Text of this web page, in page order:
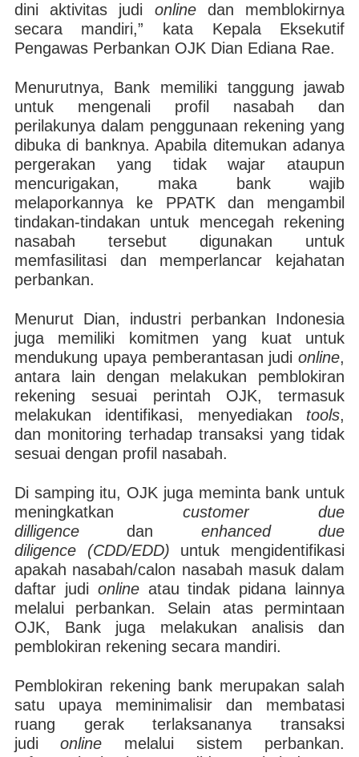
dini aktivitas judi onlinedan memblokirnya
secara mandiri,” kata Kepala Eksekutif
Pengawas Perbankan OJK Dian Ediana Rae.
Menurutnya, Bank memiliki tanggung jawab
untuk mengenali profil nasabah dan
perilakunya dalam penggunaan rekening yang
dibuka di banknya. Apabila ditemukan adanya
pergerakan yang tidak wajar ataupun
mencurigakan, maka bank wajib
melaporkannya ke PPATK dan mengambil
tindakan-tindakan untuk mencegah rekening
nasabah tersebut digunakan untuk
memfasilitasi dan memperlancar kejahatan
perbankan.
Menurut Dian, industri perbankan Indonesia
juga memiliki komitmen yang kuat untuk
mendukung upaya pemberantasan judionline,
antara lain dengan melakukan pemblokiran
rekening sesuai perintah OJK, termasuk
melakukan identifikasi, menyediakan tools,
dan monitoring terhadap transaksi yang tidak
sesuai dengan profil nasabah.
Di samping itu, OJK juga meminta bank untuk
meningkatkan customer due
dilligencedan enhanced due
diligence
(CDD/EDD) untuk mengidentifikasi
apakah nasabah/calon nasabah masuk dalam
daftar judi onlineatau tindak pidana lainnya
melalui perbankan. Selain atas permintaan
OJK, Bank juga melakukan analisis dan
pemblokiran rekening secara mandiri.
Pemblokiran rekening bank merupakan salah
satu upaya meminimalisir dan membatasi
ruang gerak terlaksananya transaksi
judionline melalui sistem perbankan.